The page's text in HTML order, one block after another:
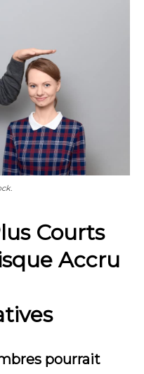
Courts
Accru
pourrait